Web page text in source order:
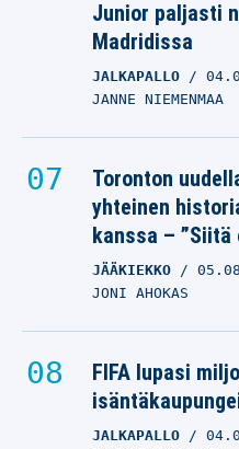
Junior paljasti
Madridissa
JALKAPALLO
JANNE NIEMENMAA
Toronton
yhteinen
kanssa – ”Siitä
JÄÄKIEKKO
JONI AHOKAS
FIFA lupasi
JALKAPALLO